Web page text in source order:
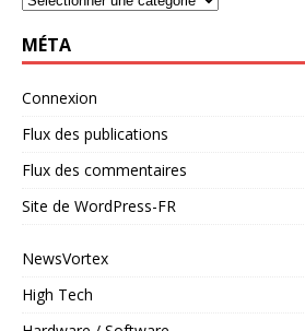
MÉTA
Connexion
Flux des publications
Flux des commentaires
Site de WordPress-FR
NewsVortex
High Tech